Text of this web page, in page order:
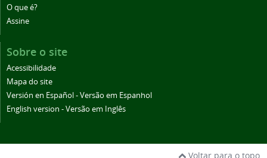
O que é?
Assine
Sobre o site
Acessibilidade
Mapa do site
Versión en Español - Versão em Espanhol
English version - Versão em Inglês
Voltar para o topo